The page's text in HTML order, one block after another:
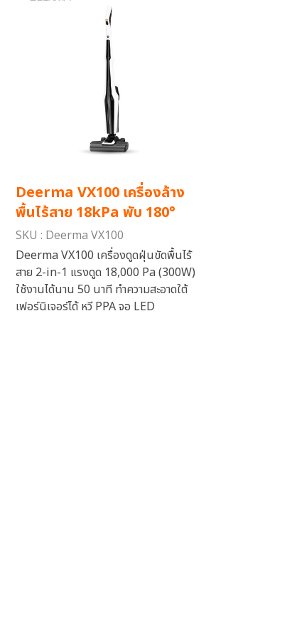
Deerma VX100 เครื่องล้าง
พื้นไร้สาย 18kPa พับ 180°
SKU : Deerma VX100
Deerma VX100 เครื่องดูดฝุ่นขัดพื้นไร้
สาย 2-in-1 แรงดูด 18,000 Pa (300W)
ใช้งานได้นาน 50 นาที ทำความสะอาดใต้
เฟอร์นิเจอร์ได้ หวี PPA จอ LED